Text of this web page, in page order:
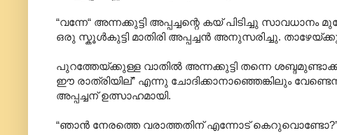
“വന്നേ“ അന്നക്കുട്ടി അപ്പച്ചന്റെ കയ് പിടിച്ചു സാവധാനം
ഒരു സ്കൂൾകുട്ടി മാതിരി അപ്പച്ചൻ അനുസരിച്ചു.
പുറത്തേയ്ക്കുള്ള വാതിൽ അന്നക്കുട്ടി തന്നെ
ഈ രാത്രിയില്” എന്നു ചോദിക്കാനാഞ്ഞെങ്കിലും
അപ്പച്ചന് ഉത്സാഹമായി.
“ഞാൻ നേരത്തെ വരാത്തതിന് എന്നോട് കെറുവൊണ്ടോ?’